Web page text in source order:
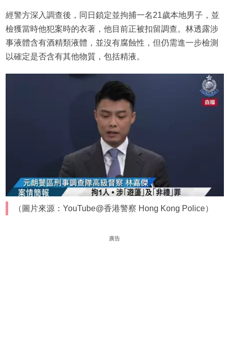
經警方深入調查後，同日鎖定並拘捕一名21歲本地男子，並
檢獲當時他犯案時的衣著，他目前正被扣留調查。林透露涉
事液體含有酒精類液體，並沒有腐蝕性，但仍需進一步檢測
以確定是否含有其他物質，包括精液。
（圖片來源：YouTube@香港警察 Hong Kong Police）
廣告